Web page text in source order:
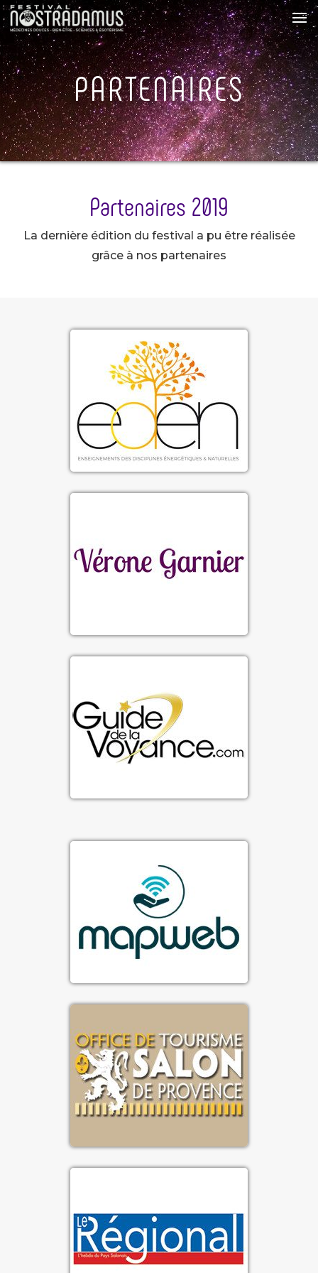
PARTENAIRES
Partenaires 2019
La dernière édition du festival a pu être réalisée
grâce à nos partenaires